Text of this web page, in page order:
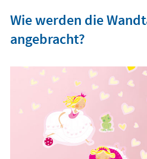
Wie werden die
angebracht?